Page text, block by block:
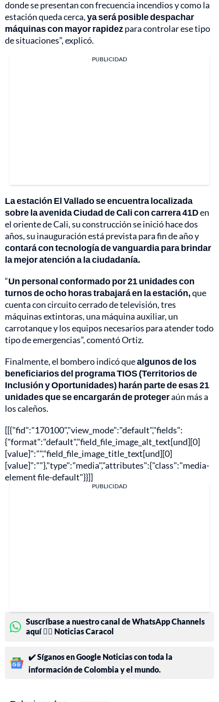
donde se presentan con frecuencia incendios y como la
estación queda cerca,ya será posible despachar
máquinas con mayor rapidezpara controlar ese tipo
de situaciones”, explicó.
PUBLICIDAD
La estación El Vallado se encuentra localizada
sobre la avenida Ciudad de Cali con carrera 41Den
el oriente de Cali, su construcción se inició hace dos
años, su inauguración está prevista para fin de año y
contará con tecnología de vanguardia para brindar
la mejor atención a la ciudadanía.
“Un personal conformado por 21 unidades con
turnos de ocho horas trabajará en la estación,que
cuenta con circuito cerrado de televisión, tres
máquinas extintoras, una máquina auxiliar, un
carrotanque y los equipos necesarios para atender todo
tipo de emergencias”, comentó Ortiz.
Finalmente, el bombero indicó quealgunos de los
beneficiarios del programa TIOS (Territorios de
Inclusión y Oportunidades) harán parte de esas 21
unidades que se encargarán de protegeraún más a
los caleños.
[[{"fid":"170100","view_mode":"default","fields":
{"format":"default","field_file_image_alt_text[und][0]
[value]":"","field_file_image_title_text[und][0]
[value]":""},"type":"media","attributes":{"class":"media-
element file-default"}}]]
PUBLICIDAD
Suscríbase a nuestro canal de WhatsApp Channels
aquí 👉🏻 Noticias Caracol
✔️ Síganos en Google Noticias con toda la
información de Colombia y el mundo.